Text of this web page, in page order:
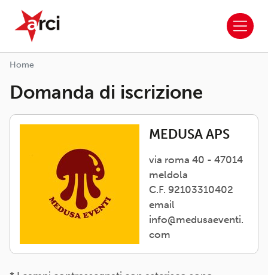
Salta al contenuto principale
ARCI APS
Home
Domanda di iscrizione
MEDUSA APS
via roma 40 - 47014
meldola
C.F. 92103310402
email
info@medusaeventi.
com